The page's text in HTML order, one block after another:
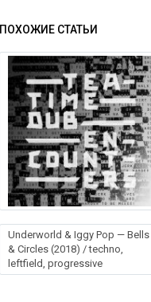
ПОХОЖИЕ СТАТЬИ
Underworld & Iggy Pop — Bells
& Circles (2018) / techno,
leftfield, progressive